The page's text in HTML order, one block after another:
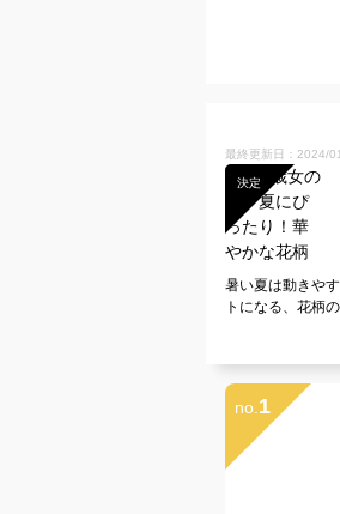
最終更新日：2024/
決定
暑い夏は動きや
トになる、花柄
no. 1